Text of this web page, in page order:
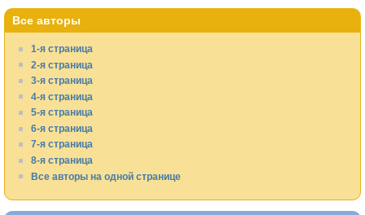
Все авторы
1-я страница
2-я страница
3-я страница
4-я страница
5-я страница
6-я страница
7-я страница
8-я страница
Все авторы на одной странице